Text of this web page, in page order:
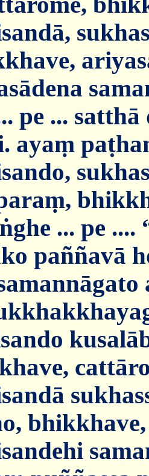
pe ...
ayaṃ
... pe
paññavā